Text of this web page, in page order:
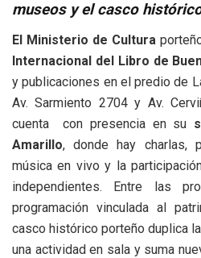
museos y el casco
El Ministerio de Cultura
Internacional del Libro de
y publicaciones en el predio de
Av. Sarmiento 2704 y Av.
cuenta con presencia en su
Amarillo, donde hay charlas,
música en vivo y la
independientes. Entre las
programación vinculada al
casco histórico porteño duplica
una actividad en sala y suma